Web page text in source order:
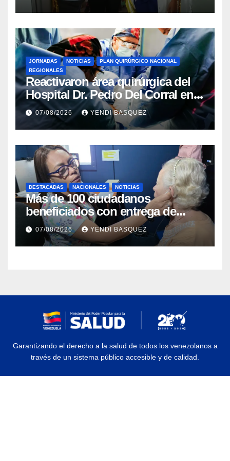
Rincón
JORNADAS NOTICIAS
PLAN QUIRÚRGICO NACIONAL
REGIONALES
Reactivaron área quirúrgica del
Hospital Dr. Pedro Del Corral en
Guárico
07/08/2026 YENDI BASQUEZ
DESTACADAS NACIONALES NOTICIAS
Más de 100 ciudadanos
beneficiados con entrega de
prótesis auditivas en el Centro de
Rehabilitación J.J. Arvelo
07/08/2026 YENDI BASQUEZ
Garantizando el derecho a la salud de todos los venezolanos a
través de un sistema público accesible y de calidad.